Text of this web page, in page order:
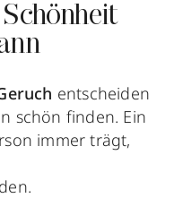
entscheiden
schön finden. Ein
immer trägt,